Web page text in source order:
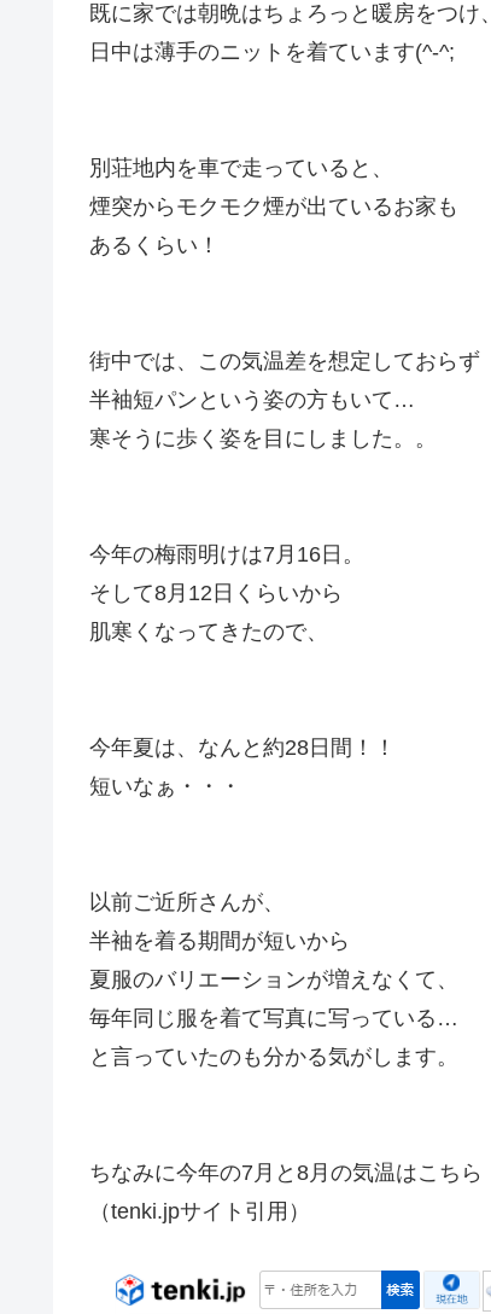
既に家では朝晩はちょろっと暖房をつけ、
日中は薄手のニットを着ています(^-^;
別荘地内を車で走っていると、
煙突からモクモク煙が出ているお家も
あるくらい！
街中では、この気温差を想定しておらず
半袖短パンという姿の方もいて…
寒そうに歩く姿を目にしました。。
今年の梅雨明けは7月16日。
そして8月12日くらいから
肌寒くなってきたので、
今年夏は、なんと約28日間！！
短いなぁ・・・
以前ご近所さんが、
半袖を着る期間が短いから
夏服のバリエーションが増えなくて、
毎年同じ服を着て写真に写っている…
と言っていたのも分かる気がします。
ちなみに今年の7月と8月の気温はこちら
（tenki.jpサイト引用）